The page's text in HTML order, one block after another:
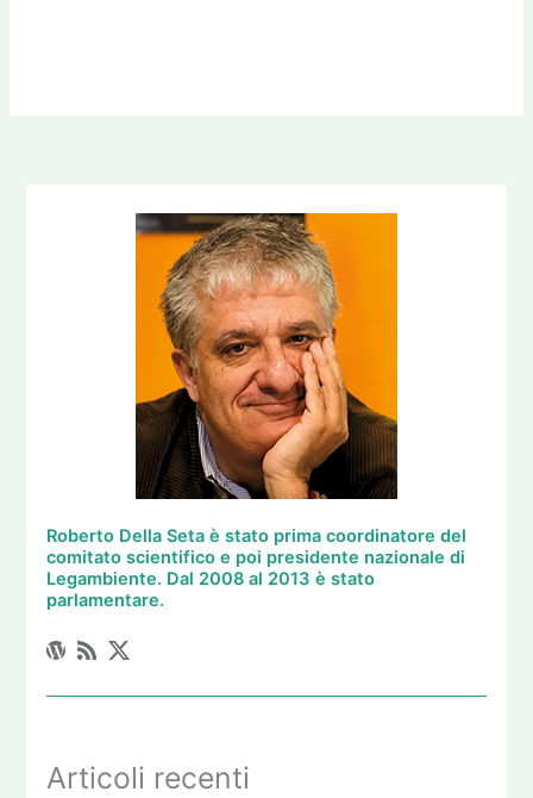
Roberto Della Seta è stato prima coordinatore del
comitato scientifico e poi presidente nazionale di
Legambiente. Dal 2008 al 2013 è stato
parlamentare.
Articoli recenti